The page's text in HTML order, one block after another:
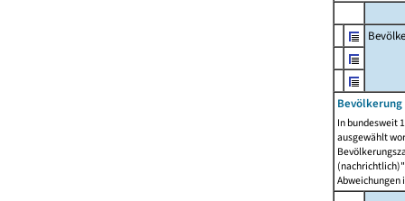
In bundesweit
ausgewählt
Abweichungen